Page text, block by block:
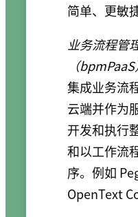
简单、更敏
业务流程管
（bpmPaaS
集成业务流
云端并作为
开发和执行
和以工作流
序。例如
OpenText